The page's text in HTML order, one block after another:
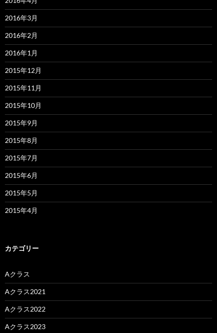
2016年3月
2016年2月
2016年1月
2015年12月
2015年11月
2015年10月
2015年9月
2015年8月
2015年7月
2015年6月
2015年5月
2015年4月
カテゴリー
Aクラス
Aクラス2021
Aクラス2022
Aクラス2023